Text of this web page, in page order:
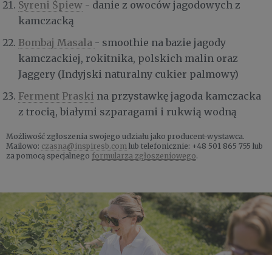
Syreni Śpiew - danie z owoców jagodowych z
kamczacką
Bombaj Masala - smoothie na bazie jagody
kamczackiej, rokitnika, polskich malin oraz
Jaggery (Indyjski naturalny cukier palmowy)
Ferment Praski na przystawkę jagoda kamczacka
z trocią, białymi szparagami i rukwią wodną
Możliwość zgłoszenia swojego udziału jako producent-wystawca.
Mailowo: czasna@inspiresb.com lub telefonicznie: +48 501 865 755 lub
za pomocą specjalnego formularza zgłoszeniowego.